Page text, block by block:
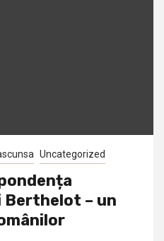
Uncategorized
Berthelot – un